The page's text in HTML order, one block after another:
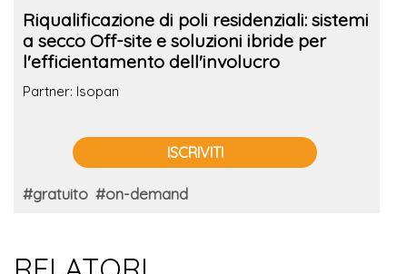
Riqualificazione di poli residenziali: sistemi
a secco Off-site e soluzioni ibride per
l'efficientamento dell'involucro
Partner: Isopan
ISCRIVITI
#gratuito #on-demand